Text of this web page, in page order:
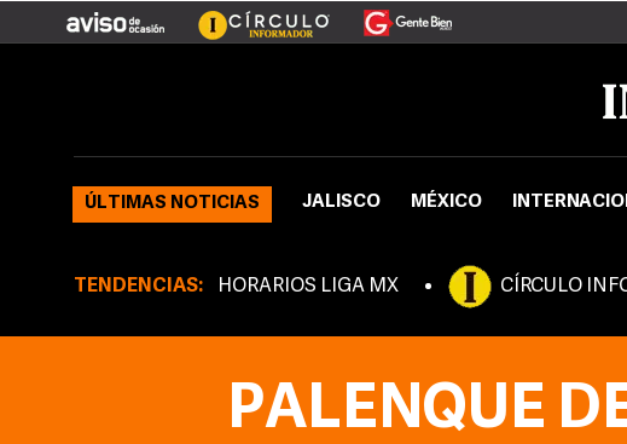
ÚLTIMAS NOTICIAS JALISCO MÉXICO
TENDENCIAS: HORARIOS LIGA MX CÍRCULO
PALENQUE